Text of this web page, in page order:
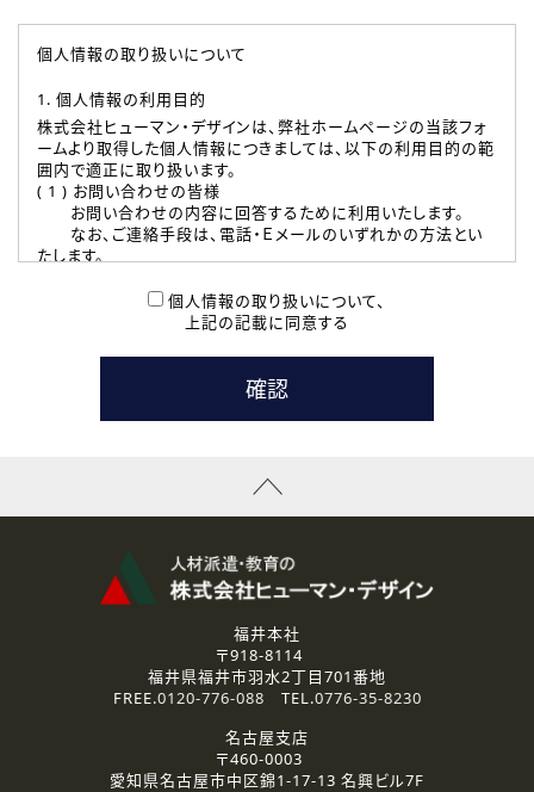
個人情報の取り扱いについて
1. 個人情報の利用目的
株式会社ヒューマン・デザインは、弊社ホームページの当該フォ
ームより取得した個人情報につきましては、以下の利用目的の範
囲内で適正に取り扱います。
( 1 ) お問い合わせの皆様
お問い合わせの内容に回答するために利用いたします。
なお、ご連絡手段は、電話・Ｅメールのいずれかの方法とい
たします。
本登録に関するご連絡および本登録時の参考情報として利
たします。
( 3 ) スタッフ派遣を検討されている企業の皆様
お問い合わせの内容に回答するために利用いたします。
なお、ご連絡手段は、電話・Ｅメールのいずれかの方法とい
資料送付、受講相談に関するご連絡のために利用いたしま
その他、お問い合わせの内容に回答するために利用いたし
なお、ご連絡手段は、電話・Ｅメールのいずれかの方法とい
2.個人情報の第三者提供
ご提供いただいた個人情報は、法令等の規定に従う場合を除き、
3.個人情報の取り扱いの委託
弊社の定める個人情報保護の評価基準を満たした委託先に、個
個人情報の取り扱いについて、
上記の記載に同意する
福井本社
〒918-8114
福井県福井市羽水2丁目701番地
FREE.0120-776-088 TEL.0776-35-8230
名古屋支店
〒460-0003
愛知県名古屋市中区錦1-17-13 名興ビル7F